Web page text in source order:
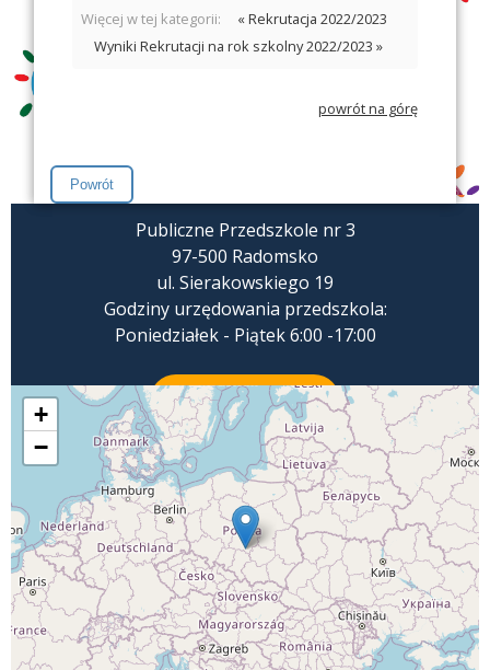
Więcej w tej kategorii:
« Rekrutacja 2022/2023
Wyniki Rekrutacji na rok szkolny 2022/2023 »
powrót na górę
Publiczne Przedszkole nr 3
97-500 Radomsko
ul. Sierakowskiego 19
Godziny urzędowania przedszkola:
Poniedziałek - Piątek 6:00 -17:00
ZADZWOŃ
+
−